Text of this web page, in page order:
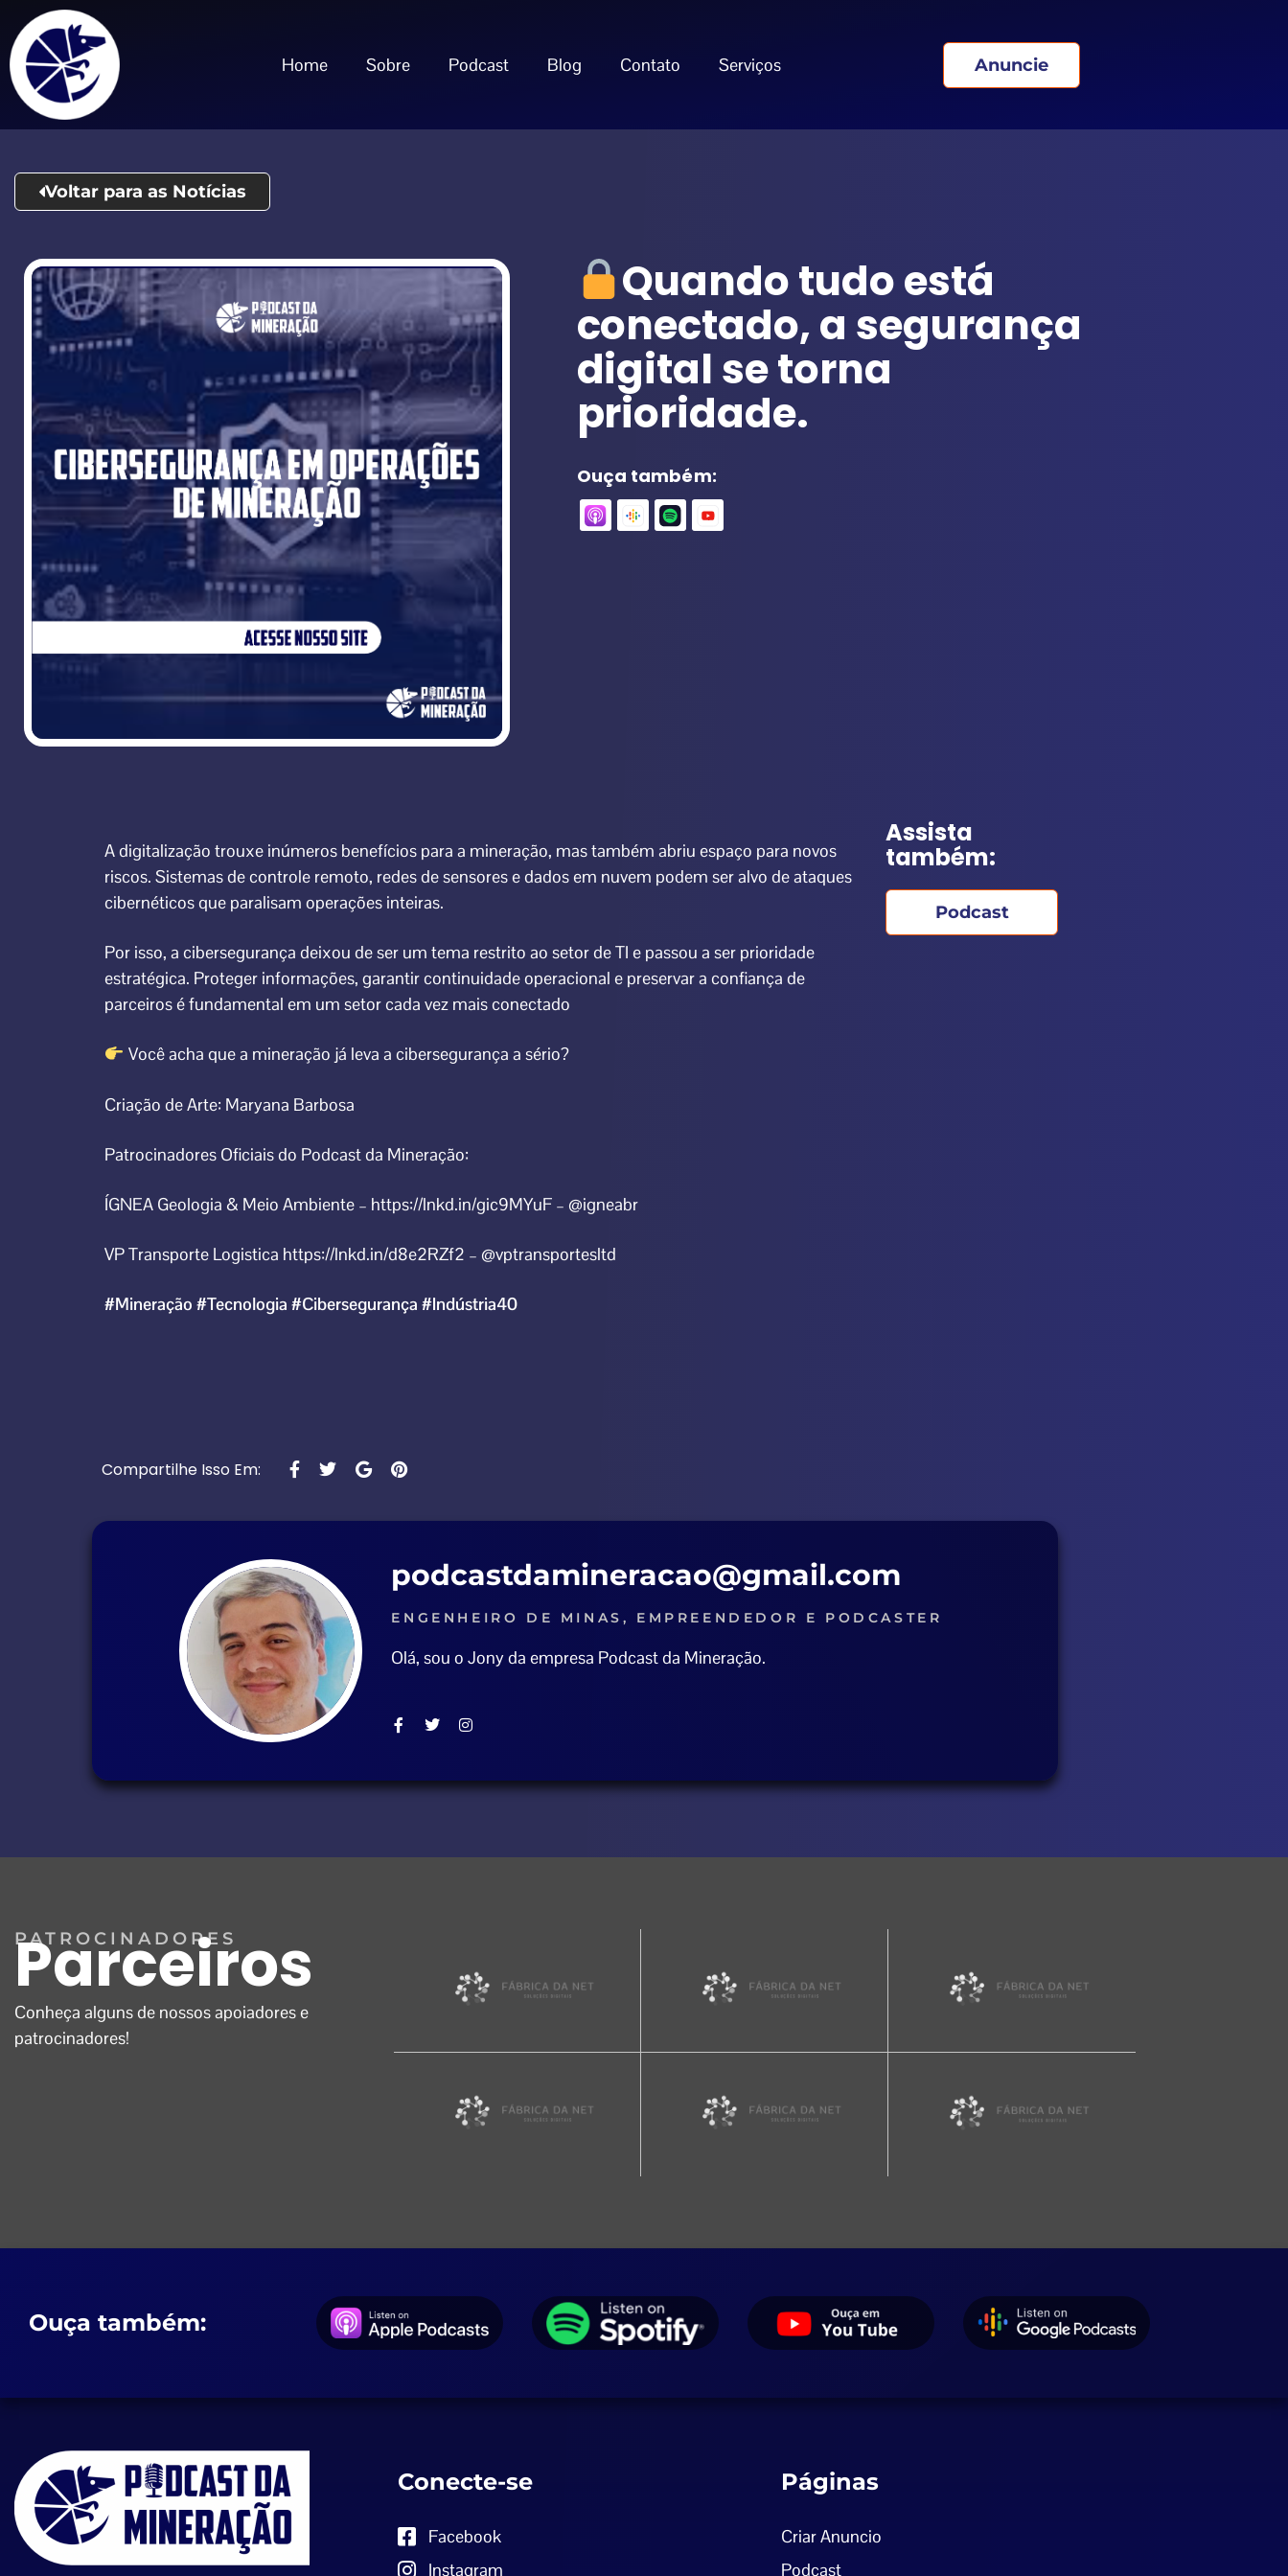
Home Sobre Podcast Blog Contato Serviços Anuncie
Voltar para as Notícias
Quando tudo está
conectado, a segurança
digital se torna
prioridade.
Ouça também:
A digitalização trouxe inúmeros benefícios para a mineração, mas também abriu espaço para novos
riscos. Sistemas de controle remoto, redes de sensores e dados em nuvem podem ser alvo de ataques
cibernéticos que paralisam operações inteiras.
Por isso, a cibersegurança deixou de ser um tema restrito ao setor de TI e passou a ser prioridade
estratégica. Proteger informações, garantir continuidade operacional e preservar a confiança de
parceiros é fundamental em um setor cada vez mais conectado
Você acha que a mineração já leva a cibersegurança a sério?
Criação de Arte: Maryana Barbosa
Patrocinadores Oficiais do Podcast da Mineração:
ÍGNEA Geologia & Meio Ambiente – https://lnkd.in/gic9MYuF – @igneabr
VP Transporte Logistica https://lnkd.in/d8e2RZf2 – @vptransportesltd
#Mineração #Tecnologia #Cibersegurança #Indústria40
Assista
também:
Podcast
Compartilhe Isso Em:
podcastdamineracao@gmail.com
ENGENHEIRO DE MINAS, EMPREENDEDOR E PODCASTER
Olá, sou o Jony da empresa Podcast da Mineração.
PATROCINADORES
Parceiros
Conheça alguns de nossos apoiadores e
patrocinadores!
Ouça também:
Conecte-se
Facebook
Instagram
Páginas
Criar Anuncio
Podcast